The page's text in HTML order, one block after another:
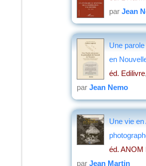
par Jean
Une
en
éd. Edilivre
par Jean Nemo
Une vie
éd. ANOM
par Jean Martin